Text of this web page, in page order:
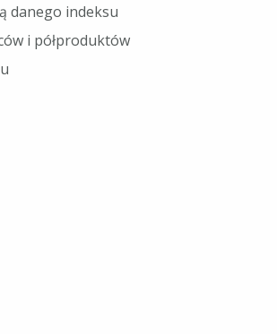
danego indeksu
i półproduktów